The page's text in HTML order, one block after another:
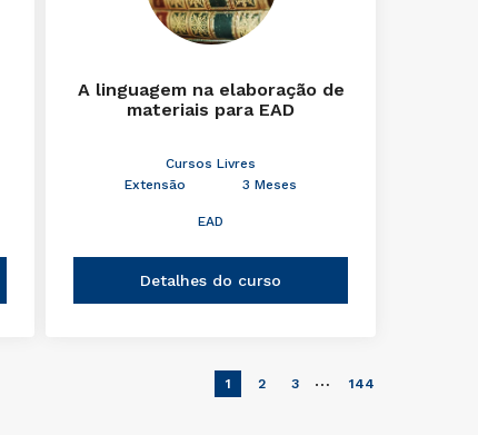
A linguagem na elaboração de
materiais para EAD
Cursos Livres
Extensão
3 Meses
EAD
Detalhes do curso
1 2 3 … 144